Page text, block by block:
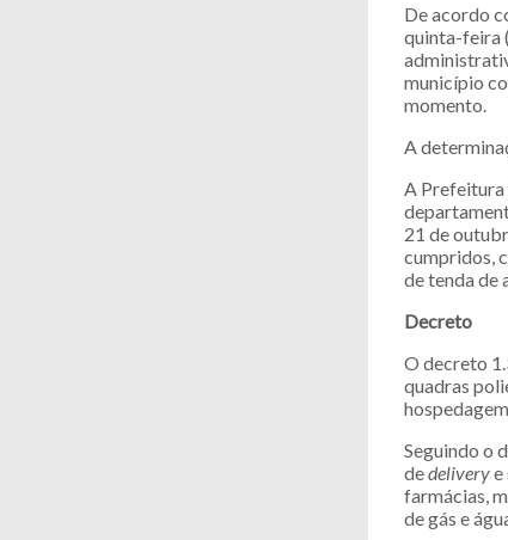
De acordo
quinta-feira
município
momento.
A
A Prefeitura
21 de
cumpridos,
de tenda de
Decreto
O decreto
quadras
hospedagem.
Seguindo o
dedeliverye
farmácias,
de gás e